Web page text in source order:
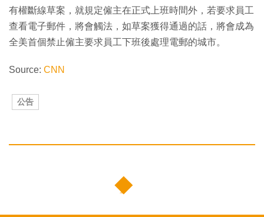
有權斷線草案，就規定僱主在正式上班時間外，若要求員工
查看電子郵件，將會觸法，如草案獲得通過的話，將會成為
全美首個禁止僱主要求員工下班後處理電郵的城市。
Source: CNN
公告